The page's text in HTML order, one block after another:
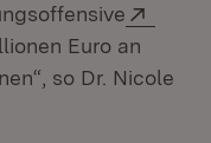
Euro an
so Dr. Nicole